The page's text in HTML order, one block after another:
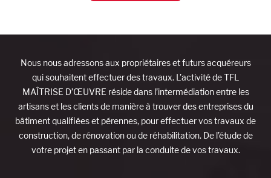
Nous nous adressons aux propriétaires et futurs acquéreurs
qui souhaitent effectuer des travaux. L’activité de TFL
MAÎTRISE D’ŒUVRE réside dans l’intermédiation entre les
artisans et les clients de manière à trouver des entreprises du
bâtiment qualifiées et pérennes, pour effectuer vos travaux de
construction, de rénovation ou de réhabilitation. De l’étude de
votre projet en passant par la conduite de vos travaux.